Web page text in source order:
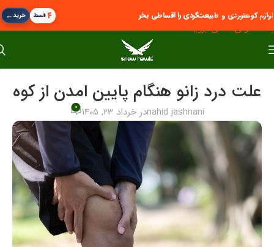
پرش به پیمایش
به محتوای اصلی بروید
لوازم کوهنوردی و طبیعت‌گردی را اقساطی بخر ۴قسط خرید←
علت درد زانو هنگام پایین امدن از کوه
nahid jashnaniدر خرداد 23, 1405 0